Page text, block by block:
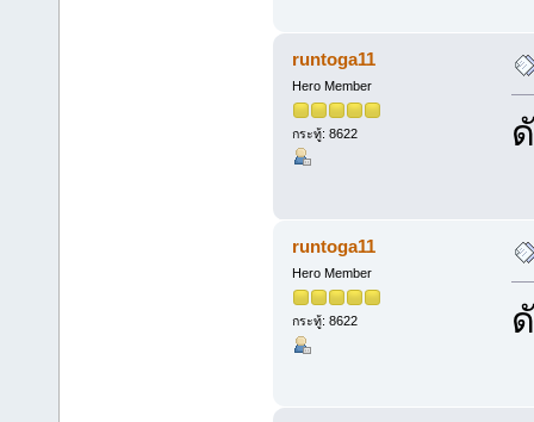
runtoga11
Hero Member
กระทู้: 8622
runtoga11
Hero Member
กระทู้: 8622